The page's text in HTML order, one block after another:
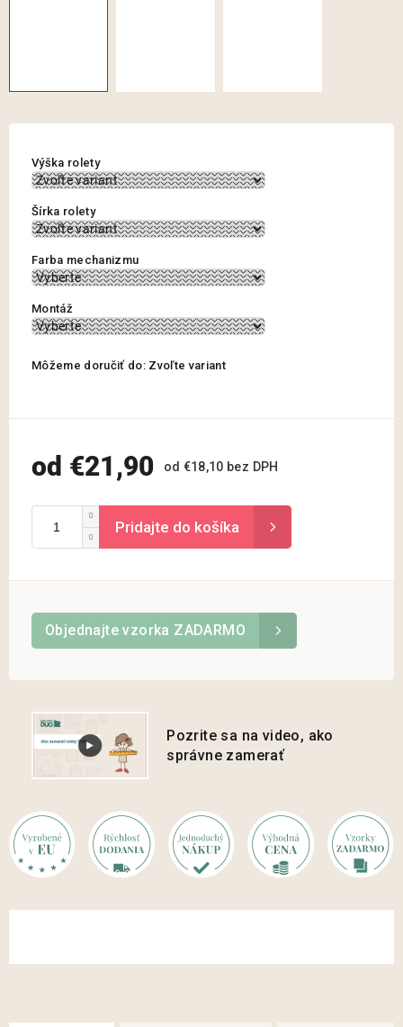
od €21,90 od €18,10 bez DPH
Výška rolety
Šírka rolety
Farba mechanizmu
Montáž
Môžeme doručiť do: Zvoľte variant
Objednajte vzorka ZADARMO
Pozrite sa na video, ako
správne zamerať